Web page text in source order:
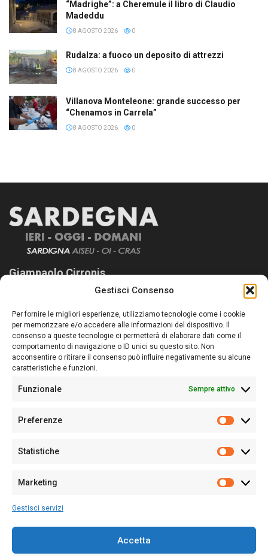
Gestisci Consenso
Per fornire le migliori esperienze, utilizziamo tecnologie come i cookie
per memorizzare e/o accedere alle informazioni del dispositivo. Il
consenso a queste tecnologie ci permetterà di elaborare dati come il
comportamento di navigazione o ID unici su questo sito. Non
acconsentire o ritirare il consenso può influire negativamente su alcune
caratteristiche e funzioni.
Funzionale Sempre attivo
Preferenze
Statistiche
Marketing
Gestisci servizi
Accetta
“Madrighe”: a Cheremule il libro di Claudio
Madeddu
8 AGOSTO 2026 0
Rudalza: a fuoco un deposito di attrezzi
8 AGOSTO 2026 0
Villanova Monteleone: grande successo per
“Chenamos in Carrela”
8 AGOSTO 2026 0
Giampaolo Cirronis
Sardegna Ieri-Oggi-Domani nasce per informare “liberamente” i
lettori su quanto accade in Sardegna, con un occhio rivolto al
nostro passato e, soprattutto, al nostro futuro
Follow Us
Sede:Via Cristoforo Colombo 09013 Carbonia
Partita IVA02270380922
128/2020 del 10/02/2020
Per la Pubblicità: